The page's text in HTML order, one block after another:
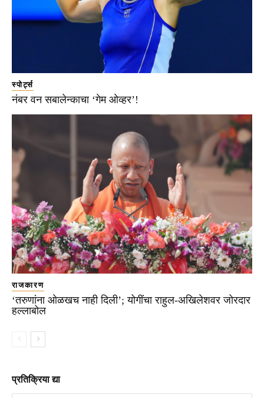
स्पोर्ट्स
नंबर वन सबालेन्काचा ‘गेम ओव्हर’!
राजकारण
‘तरुणांना ओळखच नाही दिली’; योगींचा राहुल-अखिलेशवर जोरदार
हल्लाबोल
प्रतिक्रिया द्या